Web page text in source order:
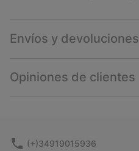
Envíos y devoluciones
Opiniones de clientes
(+)34919015936